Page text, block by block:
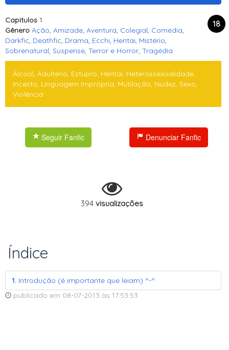
Capitulos 1
Gênero Ação Amizade Aventura Colegial Comédia
Darkfic Deathfic Drama Ecchi Hentai Mistério
Sobrenatural Suspense Terror e Horror Tragédia
18
Álcool, Adultério, Estupro, Hentai, Heterossexualidade,
Incesto, Linguagem Imprópria, Mutilação, Nudez, Sexo,
Violência
Seguir Fanfic Denunciar Fanfic
394 visualizações
Índice
1. Introdução (é importante que leiam) ^-^
publicado em 08-07-2013 às 17:53:53